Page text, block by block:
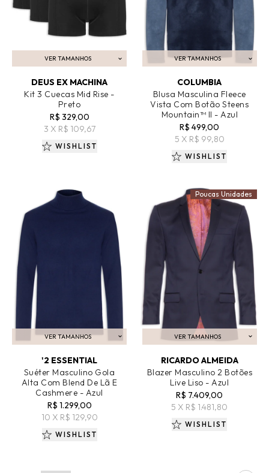
VER TAMANHOS
ADICIONAR AO CARRINHO
DEUS EX MACHINA
Kit 3 Cuecas Mid Rise -
Preto
R$ 329,00
3 X R$ 109,67
WISHLIST
VER TAMANHOS
ADICIONAR AO CARRINHO
COLUMBIA
Blusa Masculina Fleece
Vista Com Botão Steens
Mountain™ II - Azul
R$ 499,00
5 X R$ 99,80
WISHLIST
VER TAMANHOS
ADICIONAR AO CARRINHO
'2 ESSENTIAL
Suéter Masculino Gola
Alta Com Blend De Lã E
Cashmere - Azul
R$ 1.299,00
10 X R$ 129,90
WISHLIST
VER TAMANHOS
ADICIONAR AO CARRINHO
RICARDO ALMEIDA
Blazer Masculino 2 Botões
Live Liso - Azul
R$ 7.409,00
5 X R$ 1.481,80
Poucas Unidades
WISHLIST